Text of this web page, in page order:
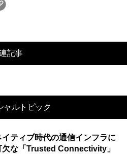
記事
ャルトピック
ティブ時代の通信インフラに
欠な「Trusted Connectivity」